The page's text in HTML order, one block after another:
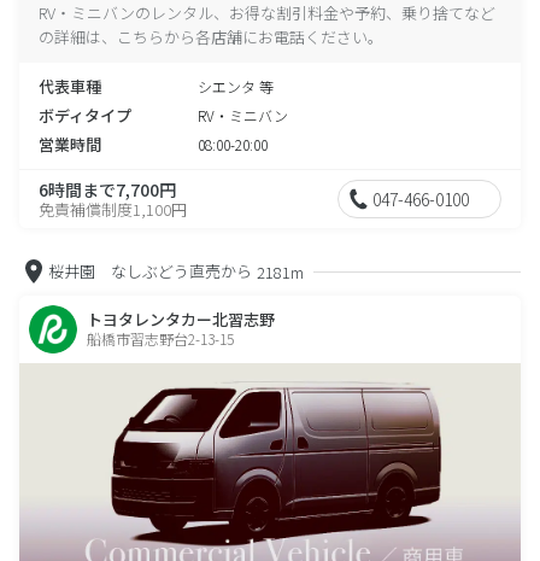
RV・ミニバンのレンタル、お得な割引料金や予約、乗り捨てなど
の詳細は、こちらから各店舗にお電話ください。
代表車種 シエンタ 等
ボディタイプ RV・ミニバン
営業時間 08:00-20:00
6時間まで7,700円
免責補償制度1,100円 047-466-0100
桜井園 なしぶどう直売から 2181m
トヨタレンタカー北習志野
船橋市習志野台2-13-15